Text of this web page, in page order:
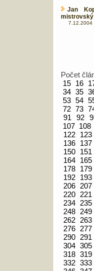
Jan
7.12.2004
Počet
15 16
34 35
53 54
72 73
91
92
107 108
122
123
136
137
150
151
164
165
178
179
192
193
206 207
220
221
234
235
248
249
262
263
276
277
290
291
304 305
318 319
332 333